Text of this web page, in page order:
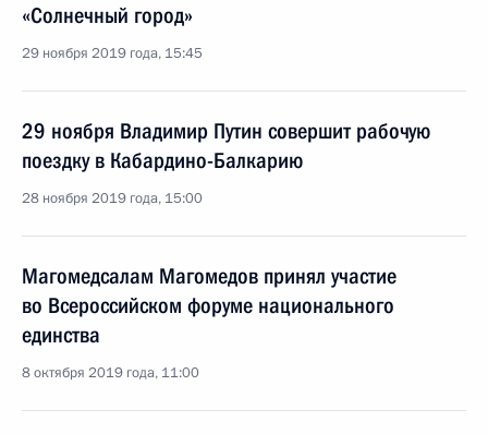
«Солнечный город»
29 ноября 2019 года, 15:45
29 ноября Владимир Путин совершит рабочую
поездку в Кабардино-Балкарию
28 ноября 2019 года, 15:00
Магомедсалам Магомедов принял участие
во Всероссийском форуме национального
единства
8 октября 2019 года, 11:00